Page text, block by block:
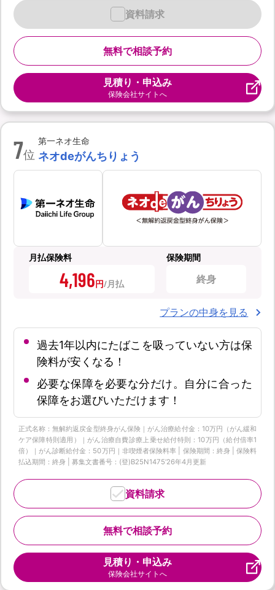
無料で相談予約
資料請求
見積り・申込み
保険会社サイトへ
7位
第一ネオ生命
ネオdeがんちりょう
月払保険料
4,196円
保険期間
終身
プランの中身を見る
過去1年以内にたばこを吸っていない方は保
険料が安くなる！
必要な保障を必要な分だけ。自分に合った
保障をお選びいただけます！
正式名称：無解約返戻金型終身がん保険｜がん治療給付金：10万円（がん緩和
ケア保障特則適用）｜がん治療自費診療上乗せ給付特則：10万円（給付倍率1
倍）｜がん診断給付金：50万円｜非喫煙者保険料率 | 保険期間：終身 | 保険料
払込期間：終身 | 募集文書番号：(登)B25N1475‘26年4月更新
無料で相談予約
資料請求
見積り・申込み
保険会社サイトへ